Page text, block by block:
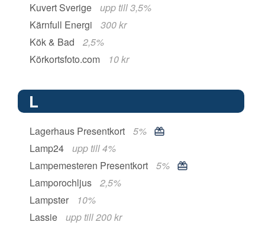
Kuvert Sverige
upp till 3,5%
Kärnfull Energi
300 kr
Kök & Bad
2,5%
Körkortsfoto.com
10 kr
L
Lagerhaus Presentkort
5%
Lamp24
upp till 4%
Lampemesteren Presentkort
5%
Lamporochljus
2,5%
Lampster
10%
Lassie
upp till 200 kr